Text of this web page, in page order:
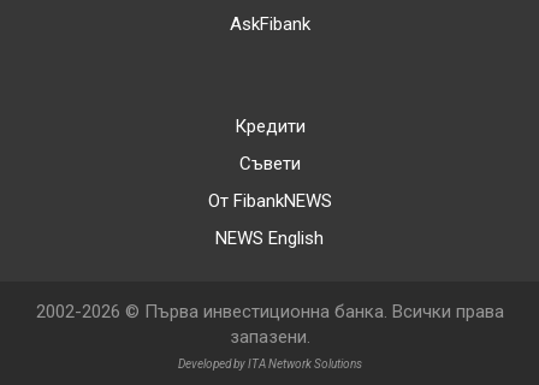
AskFibank
Кредити
Съвети
От FibankNEWS
NEWS English
2002-2026 © Първа инвестиционна банка. Всички права
запазени.
Developed by ITA Network Solutions